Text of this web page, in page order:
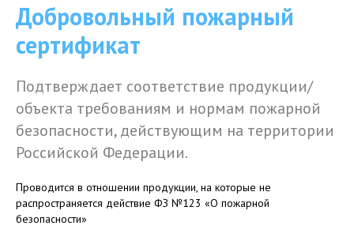
Добровольный пожарный
сертификат
Подтверждает соответствие продукции/
объекта требованиям и нормам пожарной
безопасности, действующим на территории
Российской Федерации.
Проводится в отношении продукции, на которые не
распространяется действие ФЗ №123 «О пожарной
безопасности»